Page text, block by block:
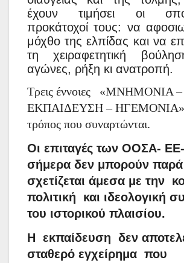
έχουν τιμήσει οι
προκάτοχοί τους: να
μόχθο της ελπίδας και να
τη χειραφετητική
αγώνες, ρήξη κι ανατροπή.
Τρεις έννοιες
«ΜΝΗΜΟΝΙΑ –
ΕΚΠΑΙΔΕΥΣΗ – ΗΓΕΜΟΝΙΑ»
τρόπος που συναρτώνται.
Οι επιταγές των ΟΟΣΑ-
σήμερα δεν μπορούν παρά
σχετίζεται άμεσα με την
πολιτική
και ιδεολογική
του ιστορικού πλαισίου.
Η εκπαίδευση δεν
σταθερό εγχείρημα που